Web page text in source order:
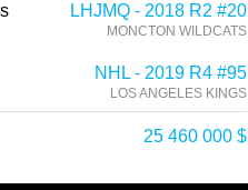
LHJMQ - 2018 R2 #20
MONCTON WILDCATS
NHL - 2019 R4 #95
LOS ANGELES KINGS
25 460 000 $